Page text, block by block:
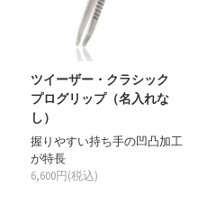
ツイーザー・クラシック
プログリップ（名入れな
し）
握りやすい持ち手の凹凸加工
が特長
6,600円(税込)